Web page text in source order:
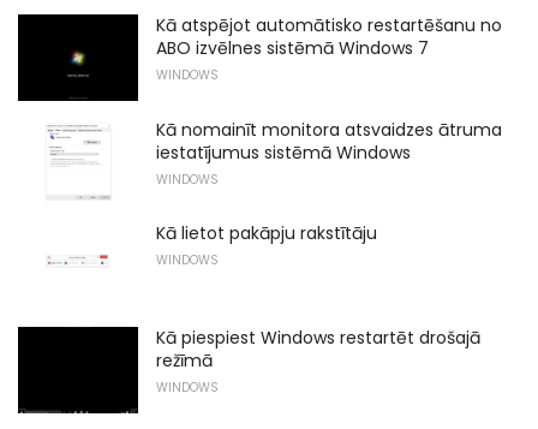
Kā atspējot automātisko restartēšanu no
ABO izvēlnes sistēmā Windows 7
WINDOWS
Kā nomainīt monitora atsvaidzes ātruma
iestatījumus sistēmā Windows
WINDOWS
Kā lietot pakāpju rakstītāju
WINDOWS
Kā piespiest Windows restartēt drošajā
režīmā
WINDOWS